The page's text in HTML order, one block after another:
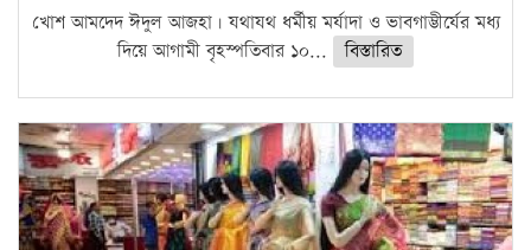
খোশ আমদেদ ঈদুল আজহা। যথাযথ ধর্মীয় মর্যাদা ও ভাবগাম্ভীর্যের মধ্য
দিয়ে আগামী বৃহস্পতিবার ১০...
বিস্তারিত